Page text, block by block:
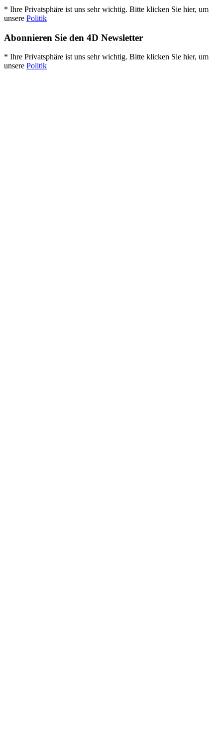
* Ihre Privatsphäre ist uns sehr wichtig. Bitte klicken Sie hier, um
unsere Politik
Abonnieren Sie den 4D Newsletter
* Ihre Privatsphäre ist uns sehr wichtig. Bitte klicken Sie hier, um
unsere Politik